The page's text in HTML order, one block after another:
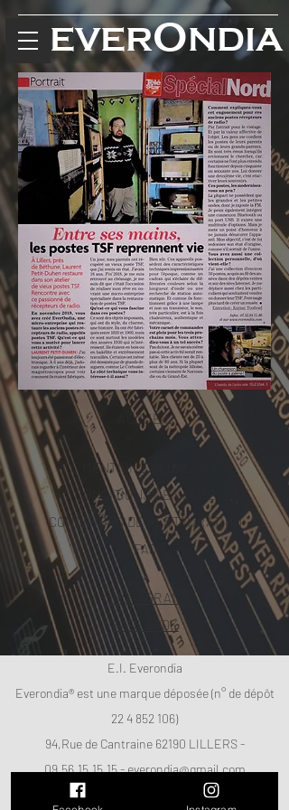
EVERONDIA
ACCUEIL
MENTIONS LEGALES
CONDITIONS DE VENTE
CONDITIONS DE RESTAURATION
FAQ
INSTAGRAM
FACEBOOK
E.I. Everondia
Everondia® est une marque déposée (n° de dépôt
22 4 852 106)
94,Rue de Cantraine 62190 LILLERS -
09.56.15.15.15-everondia@gmail.com
501 428 734 00013 RM59 - RCS ARRAS -